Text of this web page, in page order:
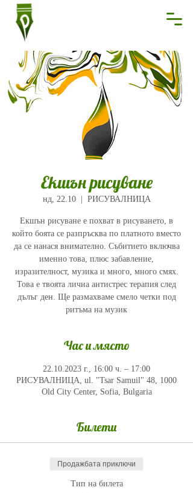
Екшън рисуване
нд, 22.10
  |
РИСУВАЛНИЦА
Екшън рисуване е похват в рисуването, в
който боята се разпръсква по платното вместо
да се нанася внимателно. Събитието включва
именно това, плюс забавление,
изразителност, музика и много, много смях.
Това е твоята лична антистрес терапия след
дълъг ден. Ще размахваме смело четки под
ритъма на музик
Час и място
22.10.2023 г., 16:00 ч. – 17:00
РИСУВАЛНИЦА, ul. "Tsar Samuil" 48, 1000
Old City Center, Sofia, Bulgaria
Билети
Продажбата приключи
Тип на билета